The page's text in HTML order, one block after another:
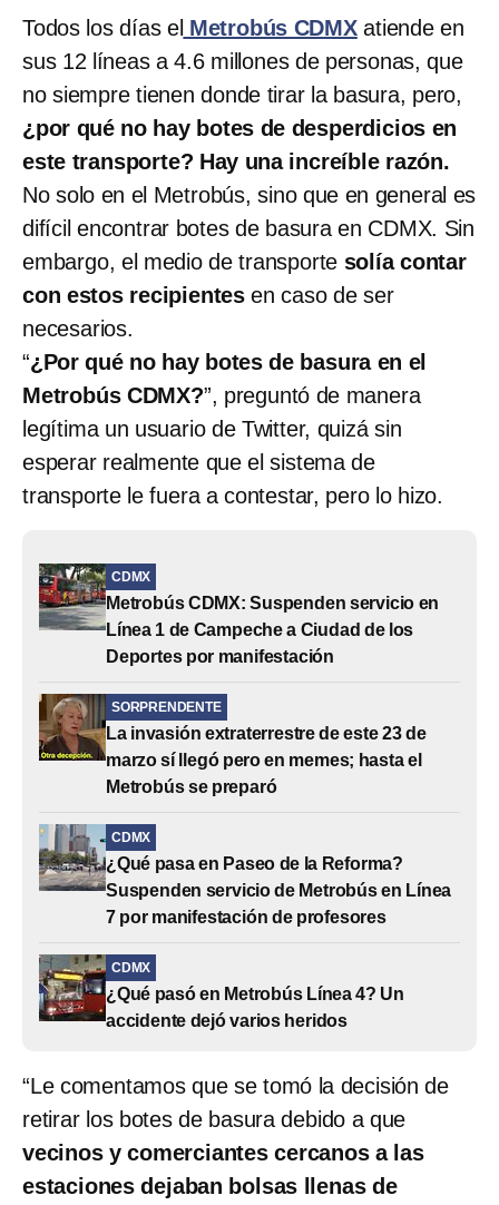
Todos los días el Metrobús CDMXatiende en
sus 12 líneas a 4.6 millones de personas, que
no siempre tienen donde tirar la basura, pero,
¿por qué no hay botes de desperdicios en
este transporte? Hay una increíble razón.
No solo en el Metrobús, sino que en general es
difícil encontrar botes de basura en CDMX. Sin
embargo, el medio de transporte solía contar
con estos recipientes en caso de ser
necesarios.
“¿Por qué no hay botes de basura en el
Metrobús CDMX?”, preguntó de manera
legítima un usuario de Twitter, quizá sin
esperar realmente que el sistema de
transporte le fuera a contestar, pero lo hizo.
CDMX
Metrobús CDMX: Suspenden servicio en
Línea 1 de Campeche a Ciudad de los
Deportes por manifestación
SORPRENDENTE
La invasión extraterrestre de este 23 de
marzo sí llegó pero en memes; hasta el
Metrobús se preparó
CDMX
¿Qué pasa en Paseo de la Reforma?
Suspenden servicio de Metrobús en Línea
7 por manifestación de profesores
CDMX
¿Qué pasó en Metrobús Línea 4? Un
accidente dejó varios heridos
“Le comentamos que se tomó la decisión de
retirar los botes de basura debido a que
vecinos y comerciantes cercanos a las
estaciones dejaban bolsas llenas de